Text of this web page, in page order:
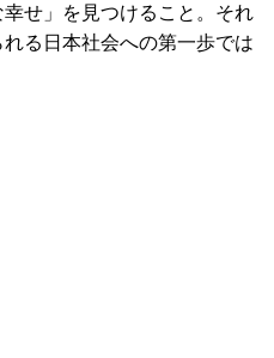
せ」を見つけること。それ
る日本社会への第一歩では